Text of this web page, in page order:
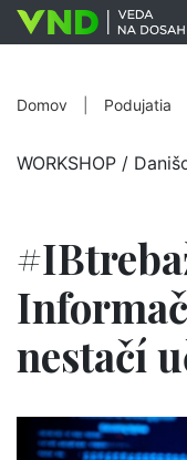
Domov Podujatia
WORKSHOP /
nestačí